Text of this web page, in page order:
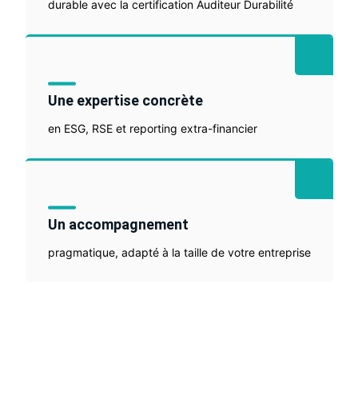
durable avec la certification Auditeur Durabilité
Une expertise concrète
en ESG, RSE et reporting extra-financier
Un accompagnement
pragmatique, adapté à la taille de votre entreprise